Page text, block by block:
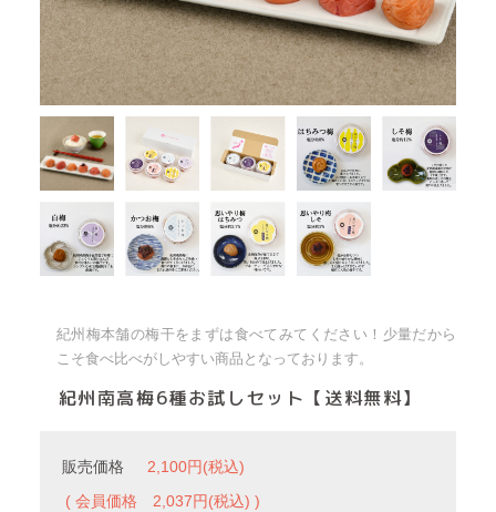
紀州梅本舗の梅干をまずは食べてみてください！少量だから
こそ食べ比べがしやすい商品となっております。
紀州南高梅6種お試しセット【送料無料】
販売価格
2,100円(税込)
( 会員価格
2,037円(税込) )